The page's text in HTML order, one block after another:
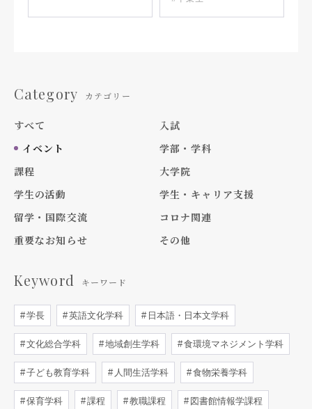
Category カテゴリー
すべて
入試
イベント
学部・学科
課程
大学院
学生の活動
学生・キャリア支援
留学・国際交流
コロナ関連
重要なお知らせ
その他
Keyword キーワード
学長 英語文化学科 日本語・日本文学科
文化総合学科 地域創生学科 食環境マネジメント学科
子ども教育学科 人間生活学科 食物栄養学科
保育学科 課程 教職課程 図書館情報学課程